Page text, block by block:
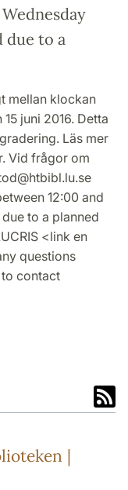
due to a
mellan klockan
juni 2016. Detta
Läs mer
Vid frågor om
12:00 and
to a planned
<link en
questions
contact
|